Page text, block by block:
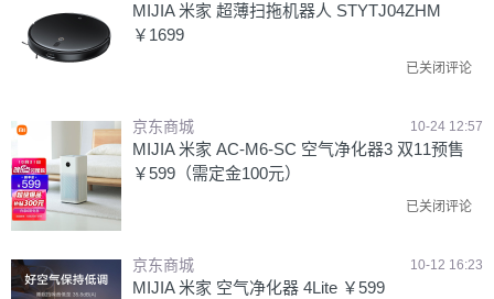
MIJIA 米家 超薄扫拖机器人 STYTJ04ZHM
￥1699
已关闭评论
京东商城 10-24 12:57
MIJIA 米家 AC-M6-SC 空气净化器3 双11预售
￥599（需定金100元）
已关闭评论
京东商城 10-12 16:23
MIJIA 米家 空气净化器 4Lite ￥599